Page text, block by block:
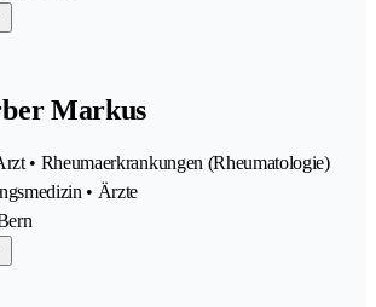
Markus
• Rheumaerkrankungen (Rheumatologie)
• Ärzte